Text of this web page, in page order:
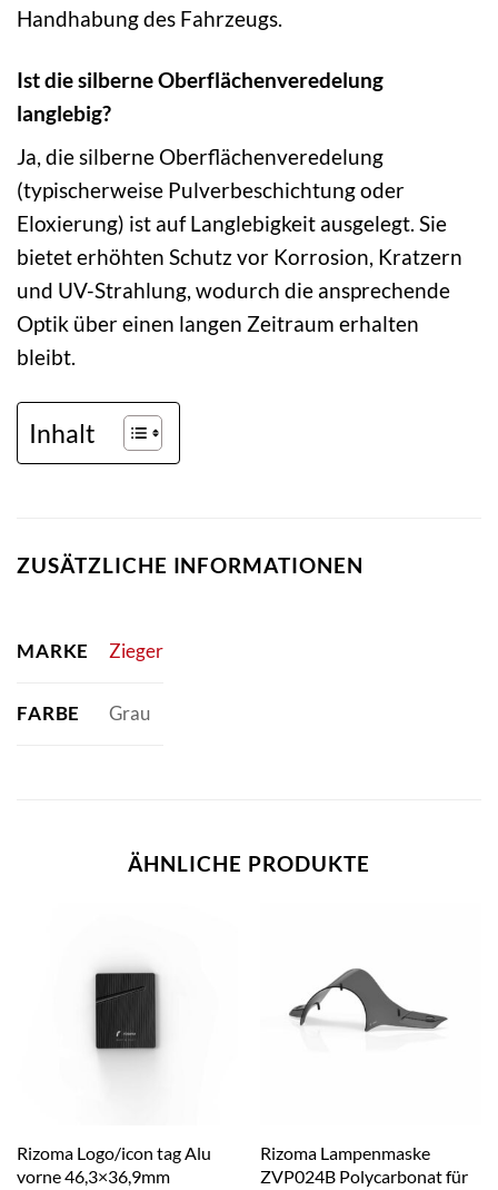
Handhabung des Fahrzeugs.
Ist die silberne Oberflächenveredelung
langlebig?
Ja, die silberne Oberflächenveredelung
(typischerweise Pulverbeschichtung oder
Eloxierung) ist auf Langlebigkeit ausgelegt. Sie
bietet erhöhten Schutz vor Korrosion, Kratzern
und UV-Strahlung, wodurch die ansprechende
Optik über einen langen Zeitraum erhalten
bleibt.
Inhalt
ZUSÄTZLICHE INFORMATIONEN
MARKE Zieger
FARBE Grau
ÄHNLICHE PRODUKTE
Rizoma Logo/icon tag Alu
vorne 46,3×36,9mm
Rizoma Lampenmaske
ZVP024B Polycarbonat für